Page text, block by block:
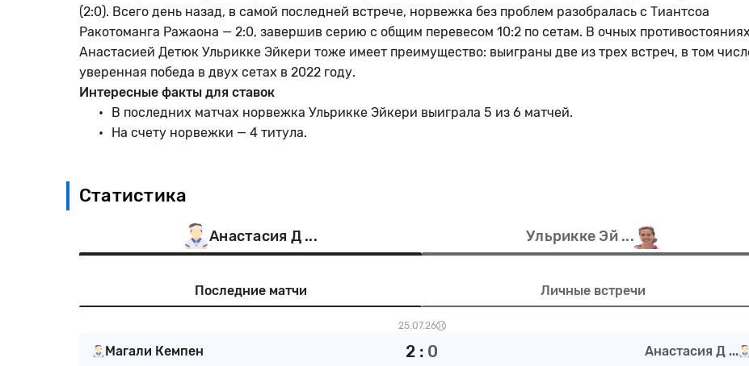
(2:0). Всего день назад, в самой последней встрече, норвежка без проблем разобралась с Тиантсоа
Ракотоманга Ражаона — 2:0, завершив серию с общим перевесом 10:2 по сетам. В очных
Анастасией Детюк Ульрикке Эйкери тоже имеет преимущество: выиграны две из трех встреч, в том
уверенная победа в двух сетах в 2022 году.
Интересные факты для ставок
В последних матчах норвежка Ульрикке Эйкери выиграла 5 из 6 матчей.
На счету норвежки — 4 титула.
Статистика
Анастасия Д ... Ульрикке Эй ...
Последние матчи Личные встречи
25.07.26
Магали Кемпен 2 : 0 Анастасия Д ...